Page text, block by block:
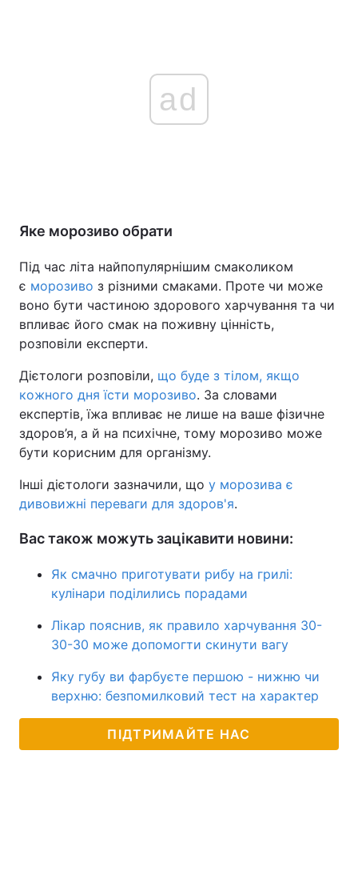
ad
Яке морозиво обрати
Під час літа найпопулярнішим смаколиком
є морозиво з різними смаками. Проте чи може
воно бути частиною здорового харчування та чи
впливає його смак на поживну цінність,
розповіли експерти.
Дієтологи розповіли, що буде з тілом, якщо
кожного дня їсти морозиво. За словами
експертів, їжа впливає не лише на ваше фізичне
здоров’я, а й на психічне, тому морозиво може
бути корисним для організму.
Інші дієтологи зазначили, що у морозива є
дивовижні переваги для здоров'я.
Вас також можуть зацікавити новини:
Як смачно приготувати рибу на грилі:
кулінари поділились порадами
Лікар пояснив, як правило харчування 30-
30-30 може допомогти скинути вагу
Яку губу ви фарбуєте першою - нижню чи
верхню: безпомилковий тест на характер
ПІДТРИМАЙТЕ НАС